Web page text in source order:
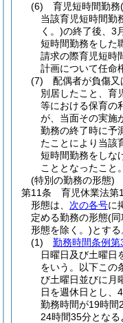
(6)
育児短時間勤務
当該育児短時間勤
く。)の終了後、3
短時間勤務をした
請求の際育児短時
計画について任命
(7)
配偶者が負傷又
別居したこと、育
等における保育の
が、当面その実施
勤務の終了時に予
たことにより当該
短時間勤務をしな
こととなったこと。
(特別の勤務の形態)
第11条
育児休業法第
形態は、 次の各号に
定める勤務の形態(同
形態を除く。)とする
(1)
勤務時間条例第
日曜日及び土曜日
をいう。以下この
び土曜日並びに月
日を週休日とし、
勤務時間が19時間
24時間35分とな